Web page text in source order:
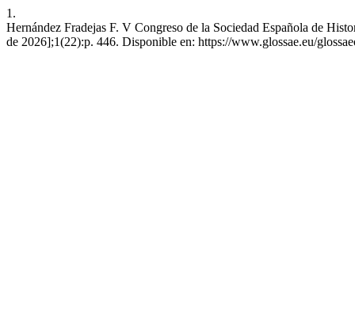
1.
Hernández Fradejas F. V Congreso de la Sociedad Española de
de 2026];1(22):p. 446. Disponible en: https://www.glossae.eu/